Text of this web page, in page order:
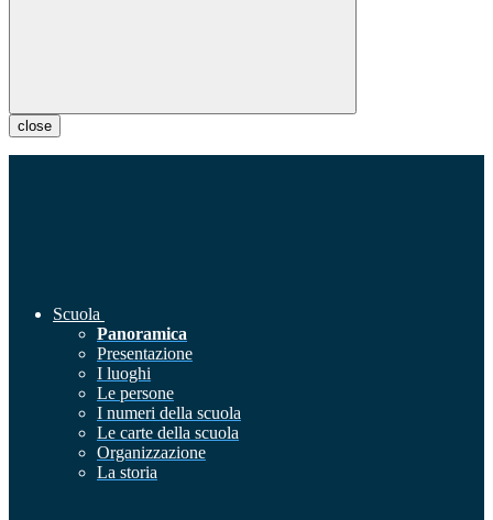
close
Scuola
Panoramica
Presentazione
I luoghi
Le persone
I numeri della scuola
Le carte della scuola
Organizzazione
La storia